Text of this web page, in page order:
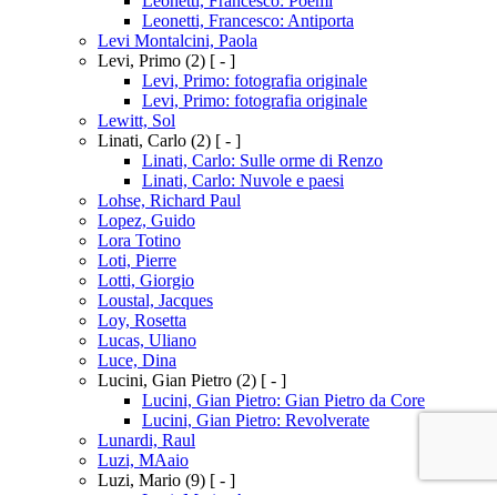
Leonetti, Francesco: Antiporta
Levi Montalcini, Paola
Levi, Primo (2) [ - ]
Levi, Primo: fotografia originale
Levi, Primo: fotografia originale
Lewitt, Sol
Linati, Carlo (2) [ - ]
Linati, Carlo: Sulle orme di Renzo
Linati, Carlo: Nuvole e paesi
Lohse, Richard Paul
Lopez, Guido
Lora Totino
Loti, Pierre
Lotti, Giorgio
Loustal, Jacques
Loy, Rosetta
Lucas, Uliano
Luce, Dina
Lucini, Gian Pietro (2) [ - ]
Lucini, Gian Pietro: Gian Pietro da Core
Lucini, Gian Pietro: Revolverate
Lunardi, Raul
Luzi, MAaio
Luzi, Mario (9) [ - ]